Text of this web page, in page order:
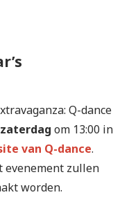
Q-dance
om 13:00 in
van Q-dance.
evenement zullen
worden.